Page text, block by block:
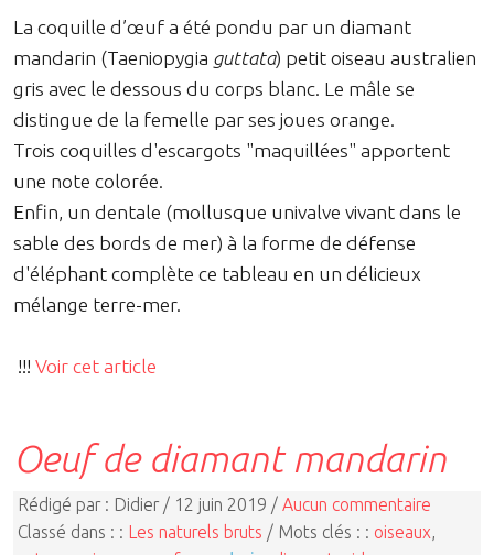
La coquille d’œuf a été pondu par un diamant
mandarin (Taeniopygia guttata) petit oiseau australien
gris avec le dessous du corps blanc. Le mâle se
distingue de la femelle par ses joues orange.
Trois coquilles d'escargots "maquillées" apportent
une note colorée.
Enfin, un dentale (mollusque univalve vivant dans le
sable des bords de mer) à la forme de défense
d'éléphant complète ce tableau en un délicieux
mélange terre-mer.
!!! Voir cet article
Oeuf de diamant mandarin
Rédigé par : Didier / 12 juin 2019 / Aucun commentaire
Classé dans : : Les naturels bruts / Mots clés : : oiseaux,